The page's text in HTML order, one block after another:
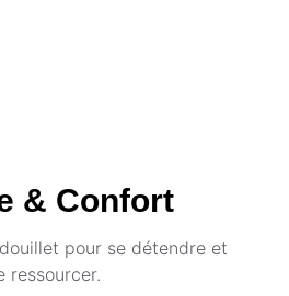
& Confort
pour se détendre et
ressourcer.